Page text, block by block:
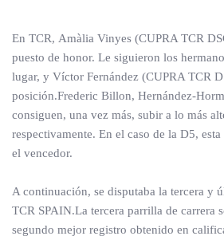
En TCR, Amàlia Vinyes (CUPRA TCR
puesto de honor. Le siguieron los
lugar, y Víctor Fernández (CUPRA TCR
posición.Frederic Billon, Hernández-
consiguen, una vez más, subir a lo más
respectivamente. En el caso de la D5,
el vencedor.
A continuación, se disputaba la tercera y
TCR SPAIN.La tercera parrilla de carrera
segundo mejor registro obtenido en